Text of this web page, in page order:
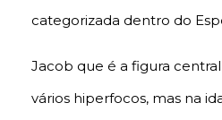
categorizada dentro do
Jacob que é a figura
vários hiperfocos, mas na